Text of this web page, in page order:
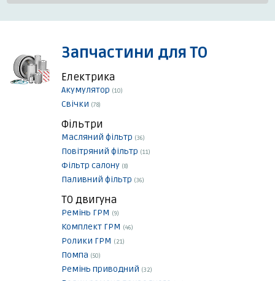
Запчастини для ТО
Електрика
Акумулятор (10)
Свічки (78)
Фільтри
Масляний фільтр (36)
Повітряний фільтр (11)
Фільтр салону (8)
Паливний фільтр (36)
ТО двигуна
Ремінь ГРМ (9)
Комплект ГРМ (46)
Ролики ГРМ (21)
Помпа (50)
Ремінь приводний (32)